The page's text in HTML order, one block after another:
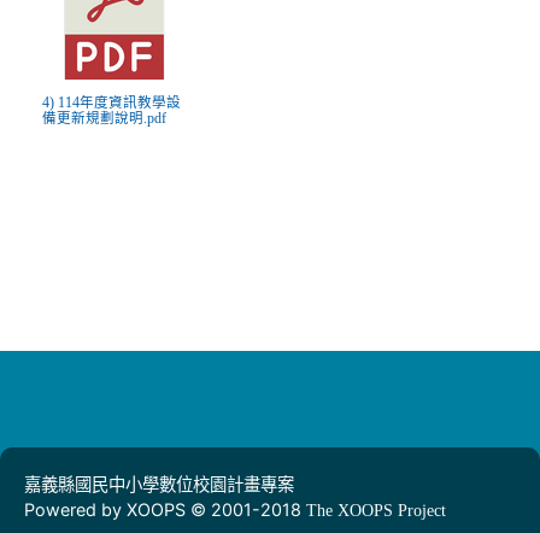
4) 114年度資訊教學設
備更新規劃說明.pdf
嘉義縣國民中小學數位校園計畫專案
Powered by XOOPS © 2001-2018 The XOOPS Project